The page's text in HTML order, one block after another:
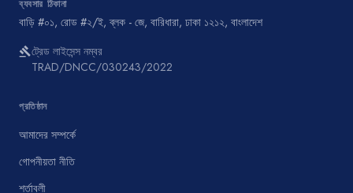
ব্যবসার ঠিকানা
বাড়ি #০১, রোড #২/ই, ব্লক - জে, বারিধারা, ঢাকা ১২১২, বাংলাদেশ
gavelট্রেড লাইসেন্স নম্বর
TRAD/DNCC/030243/2022
প্রতিষ্ঠান
আমাদের সম্পর্কে
গোপনীয়তা নীতি
শর্তাবলী